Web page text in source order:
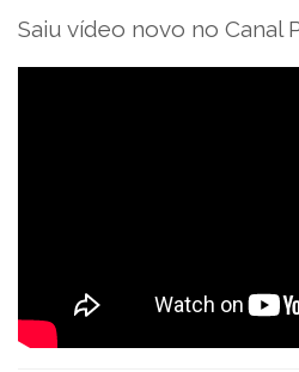
Saiu vídeo novo no Canal